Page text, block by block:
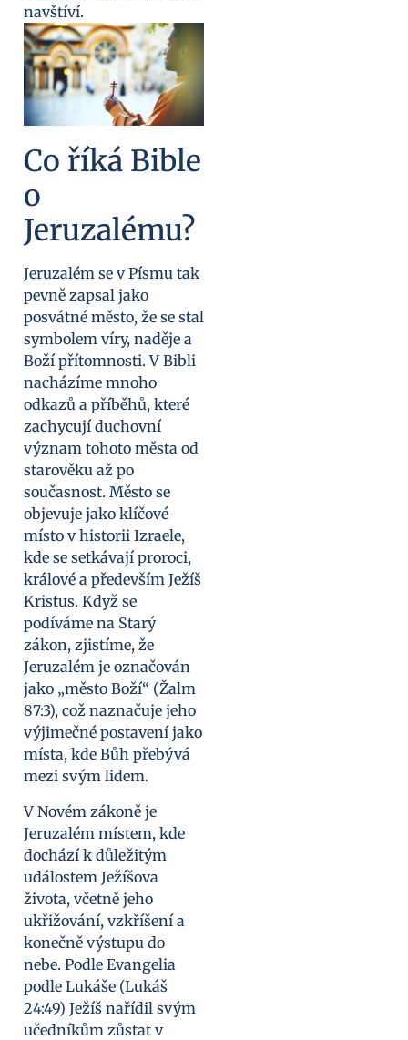
navštíví.
Co říká Bible
o
Jeruzalému?
Jeruzalém se v Písmu tak
pevně zapsal jako
posvátné město, že se stal
symbolem víry, naděje a
Boží přítomnosti. V Bibli
nacházíme mnoho
odkazů a příběhů, které
zachycují duchovní
význam tohoto města od
starověku až po
současnost. Město se
objevuje jako klíčové
místo v historii Izraele,
kde se setkávají proroci,
králové a především Ježíš
Kristus. Když se
podíváme na Starý
zákon, zjistíme, že
Jeruzalém je označován
jako „město Boží“ (Žalm
87:3), což naznačuje jeho
výjimečné postavení jako
místa, kde Bůh přebývá
mezi svým lidem.
V Novém zákoně je
Jeruzalém místem, kde
dochází k důležitým
událostem Ježíšova
života, včetně jeho
ukřižování, vzkříšení a
konečně výstupu do
nebe. Podle Evangelia
podle Lukáše (Lukáš
24:49) Ježíš nařídil svým
učedníkům zůstat v